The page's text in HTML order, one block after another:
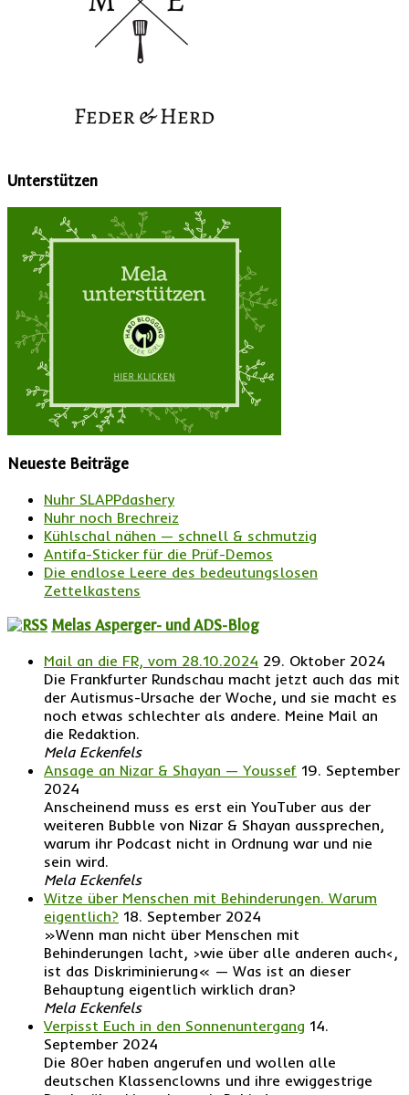
Unterstützen
Neueste Beiträge
Nuhr SLAPPdashery
Nuhr noch Brechreiz
Kühlschal nähen — schnell & schmutzig
Antifa-Sticker für die Prüf-Demos
Die endlose Leere des bedeutungslosen
Zettelkastens
Melas Asperger- und ADS-Blog
Mail an die FR, vom 28.10.2024 29. Oktober 2024
Die Frankfurter Rundschau macht jetzt auch das mit
der Autismus-Ursache der Woche, und sie macht es
noch etwas schlechter als andere. Meine Mail an
die Redaktion.
Mela Eckenfels
Ansage an Nizar & Shayan — Youssef 19. September
2024
Anscheinend muss es erst ein YouTuber aus der
weiteren Bubble von Nizar & Shayan aussprechen,
warum ihr Podcast nicht in Ordnung war und nie
sein wird.
Mela Eckenfels
Witze über Menschen mit Behinderungen. Warum
eigentlich? 18. September 2024
»Wenn man nicht über Menschen mit
Behinderungen lacht, ›wie über alle anderen auch‹,
ist das Diskriminierung« — Was ist an dieser
Behauptung eigentlich wirklich dran?
Mela Eckenfels
Verpisst Euch in den Sonnenuntergang 14.
September 2024
Die 80er haben angerufen und wollen alle
deutschen Klassenclowns und ihre ewiggestrige